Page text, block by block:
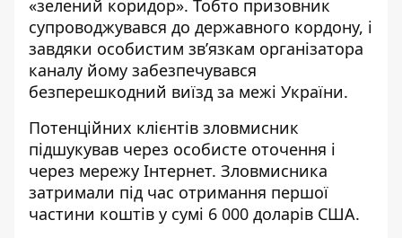
«зелений коридор». Тобто призовник
супроводжувався до державного кордону, і
завдяки особистим зв’язкам організатора
каналу йому забезпечувався
безперешкодний виїзд за межі України.
Потенційних клієнтів зловмисник
підшукував через особисте оточення і
через мережу Інтернет. Зловмисника
затримали під час отримання першої
частини коштів у сумі 6 000 доларів США.